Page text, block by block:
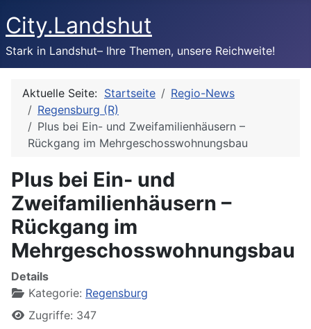
City.Landshut
Stark in Landshut– Ihre Themen, unsere Reichweite!
Aktuelle Seite: Startseite
Regio-News
Regensburg (R)
Plus bei Ein- und Zweifamilienhäusern –
Rückgang im Mehrgeschosswohnungsbau
Plus bei Ein- und
Zweifamilienhäusern –
Rückgang im
Mehrgeschosswohnungsbau
Details
Kategorie: Regensburg
Zugriffe: 347